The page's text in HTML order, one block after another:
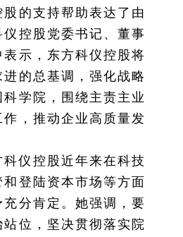
的支持帮助表达了由
控股党委书记、董事
示，东方科仪控股将
的总基调，强化战略
学院，围绕主责主业
，推动企业高质量发
科仪控股近年来在科技
和登陆资本市场等方面
分肯定。她强调，要
位，坚决贯彻落实院